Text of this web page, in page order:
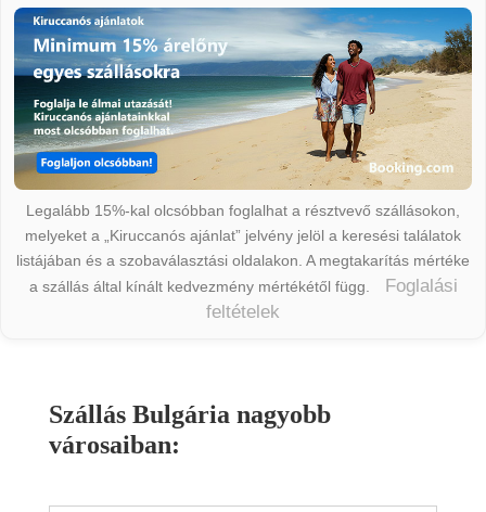
Legalább 15%-kal olcsóbban foglalhat a résztvevő szállásokon,
melyeket a „Kiruccanós ajánlat” jelvény jelöl a keresési találatok
listájában és a szobaválasztási oldalakon. A megtakarítás mértéke
a szállás által kínált kedvezmény mértékétől függ.
Foglalási
feltételek
Szállás Bulgária nagyobb
városaiban: